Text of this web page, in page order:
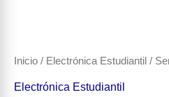
Inicio / Electrónica Estudiantil /
Electrónica Estudiantil